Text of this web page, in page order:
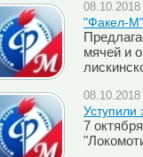
"Факел-М"
мячей и
Уступили
7